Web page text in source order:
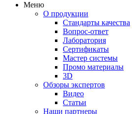
Меню
О продукции
Стандарты качества
Вопрос-ответ
Лаборатория
Сертификаты
Мастер системы
Промо материалы
3D
Обзоры экспертов
Видео
Статьи
Наши партнеры